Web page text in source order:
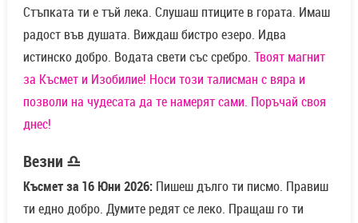
Стъпката ти е тъй лека. Слушаш птиците в гората. Имаш
радост във душата. Виждаш бистро езеро. Идва
истинско добро. Водата свети със сребро. Твоят магнит
за Късмет и Изобилие! Носи този талисман с вяра и
позволи на чудесата да те намерят сами. Поръчай своя
днес!
Везни ♎
Късмет за 16 Юни 2026:Пишеш дълго ти писмо. Правиш
ти едно добро. Думите редят се леко. Пращаш го ти